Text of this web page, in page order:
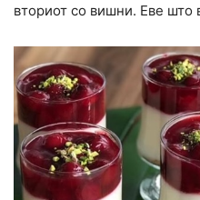
вториот со вишни. Еве што